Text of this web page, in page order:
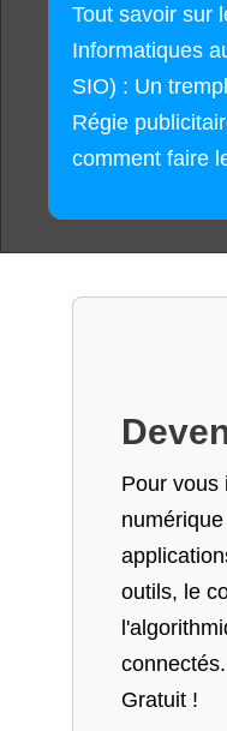
Tout savoir sur
Informatiques
SIO) : Un
Régie
comment faire
Pour vous
outils, le
Gratuit !